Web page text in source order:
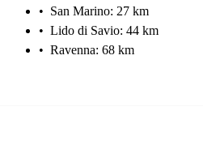
• San Marino: 27 km
• Lido di Savio: 44 km
• Ravenna: 68 km